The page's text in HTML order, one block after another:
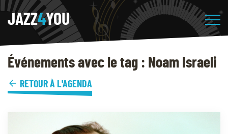
JAZZ4YOU
Événements avec le tag : Noam Israeli
RETOUR À L'AGENDA